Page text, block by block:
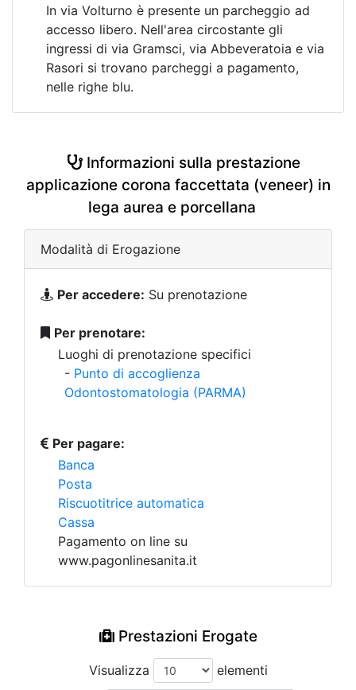
In via Volturno è presente un parcheggio ad
accesso libero. Nell'area circostante gli
ingressi di via Gramsci, via Abbeveratoia e via
Rasori si trovano parcheggi a pagamento,
nelle righe blu.
Informazioni sulla prestazione
applicazione corona faccettata (veneer) in
lega aurea e porcellana
Modalità di Erogazione
Per accedere: Su prenotazione
Per prenotare:
Luoghi di prenotazione specifici
- Punto di accoglienza
Odontostomatologia (PARMA)
Per pagare:
Banca
Posta
Riscuotitrice automatica
Cassa
Pagamento on line su
www.pagonlinesanita.it
Prestazioni Erogate
Visualizza
elementi